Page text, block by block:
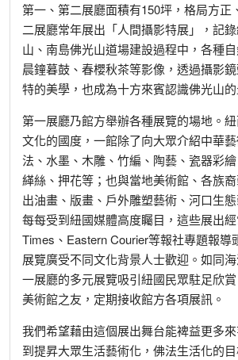
第一、第二展廳面積有150坪，格局方正
二展廳常年展出「人間攝影特展」，記
山、南島佛光山道場建設過程中，各種自
晨鐘暮鼓、春櫻秋茶等影像，透過攝影
特的美學，也成為十方來賓認識佛光山的
第一展廳乃館方舉辦各種展覽的場地。
文化的國度，一館除了向大眾介紹中華
法、水墨、木雕、竹編、陶藝、瓷器彩
緙絲、押花等；也與當地美術館、各族
出油畫、版畫、戶外雕塑藝術、河口生態
每每受到紐國媒體高度矚目，這些展出
Times、Eastern Courier等報社專題報導
展覽廣受不同文化背景人士歡迎。如同
一展廳的多元展覽吸引紐國民眾駐足欣
美術館之友，定期接收館方各項展訊。
我們希望藉由這個展出舞台能裨益更多
到提昇大眾生活藝術化，佛法生活化的目